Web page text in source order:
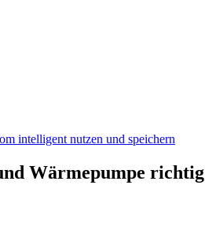
intelligent nutzen und speichern
Wärmepumpe richtig